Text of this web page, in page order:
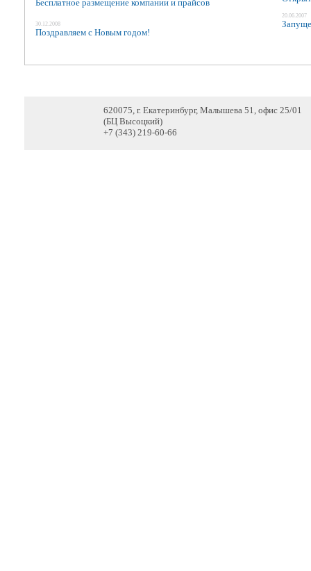
Бесплатное размещение компании и прайсов
30.12.2008
Поздравляем с Новым годом!
20.06.2007
620075, г. Екатеринбург, Малышева 51, офис 25/01
(БЦ Высоцкий)
+7 (343) 219-60-66